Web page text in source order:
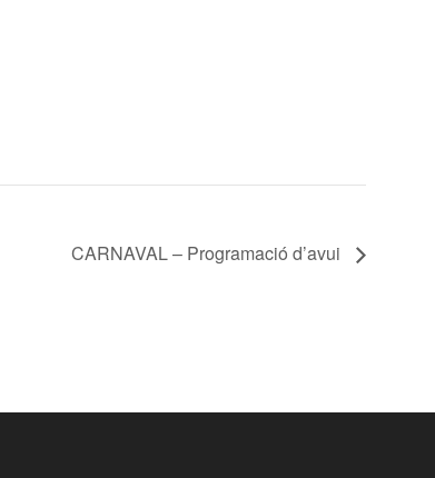
CARNAVAL – Programació d’avui